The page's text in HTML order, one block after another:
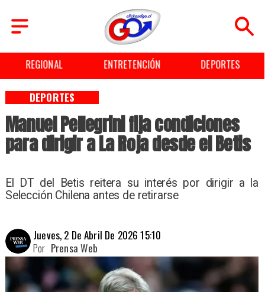
REGIONAL ENTRETENCIÓN DEPORTES
Manuel Pellegrini fija condiciones
para dirigir a La Roja desde el Betis
El DT del Betis reitera su interés por dirigir a la
Selección Chilena antes de retirarse
DEPORTES
Jueves, 2 De Abril De 2026 15:10
Prensa Web
Por